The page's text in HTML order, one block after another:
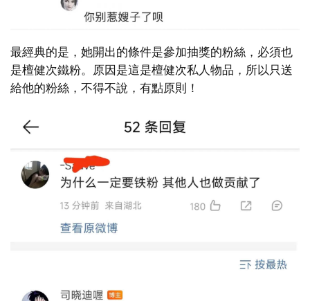
最經典的是，她開出的條件是參加抽獎的粉絲，必須也
是檀健次鐵粉。原因是這是檀健次私人物品，所以只送
給他的粉絲，不得不說，有點原則！